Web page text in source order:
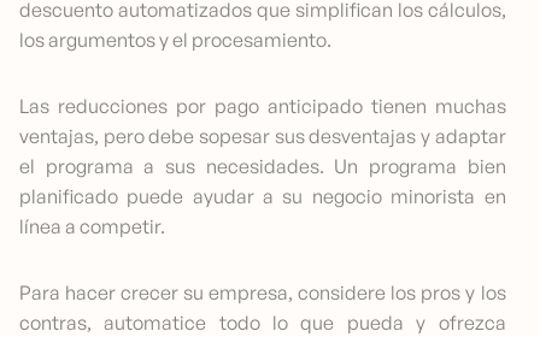
descuento automatizados que simplifican los cálculos,
los argumentos y el procesamiento.
Las reducciones por pago anticipado tienen muchas
ventajas, pero debe sopesar sus desventajas y adaptar
el programa a sus necesidades. Un programa bien
planificado puede ayudar a su negocio minorista en
línea a competir.
Para hacer crecer su empresa, considere los pros y los
contras, automatice todo lo que pueda y ofrezca